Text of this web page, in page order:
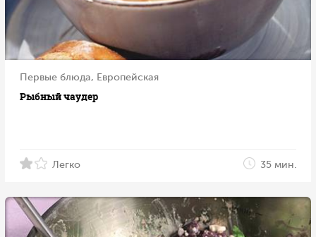
Первые блюда, Европейская
Рыбный чаудер
Легко 35 мин.